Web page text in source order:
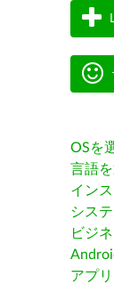
OSを
言語
イン
シス
ビジ
アプ